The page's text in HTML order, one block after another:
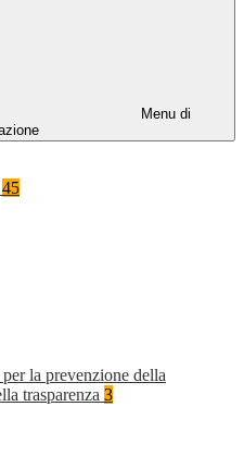
Menu di
45
la prevenzione della
trasparenza 3